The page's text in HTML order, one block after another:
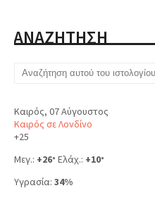
ΑΝΑΖΗΤΗΣΗ
Καιρός, 07 Αύγουστος
Καιρός σε Λονδίνο
+25
Μεγ.: +26° Ελάχ.: +10°
Υγρασία: 34%